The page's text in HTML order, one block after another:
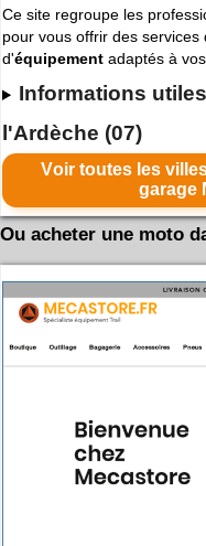
Ce site regroupe les
pour vous offrir des services
d'équipement adaptés à
Informations
l'Ardèche (07)
Voir toutes les villes de l'ARDèCHE où trouver un
garage
Ou acheter une moto